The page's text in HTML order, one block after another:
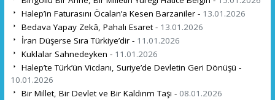
Halep’in Faturasını Öcalan’a Kesen Barzaniler - 13.01.2026
Bedava Yapay Zekâ, Pahalı Esaret - 13.01.2026
İran Düşerse Sıra Türkiye’dir - 11.01.2026
Kuklalar Sahnedeyken - 11.01.2026
Halep’te Türk’ün Vicdanı, Suriye’de Devletin Geri Dönüşü -
10.01.2026
Bir Millet, Bir Devlet ve Bir Kaldırım Taşı - 08.01.2026